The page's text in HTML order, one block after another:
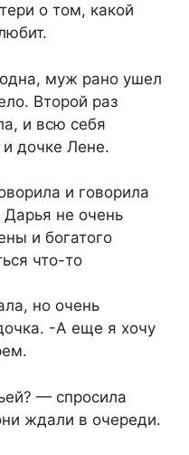
о том, какой
муж рано ушел
Второй раз
и всю себя
дочке Лене.
и говорила
не очень
и богатого
что-то
но очень
-А еще я хочу
— спросила
ждали в очереди.